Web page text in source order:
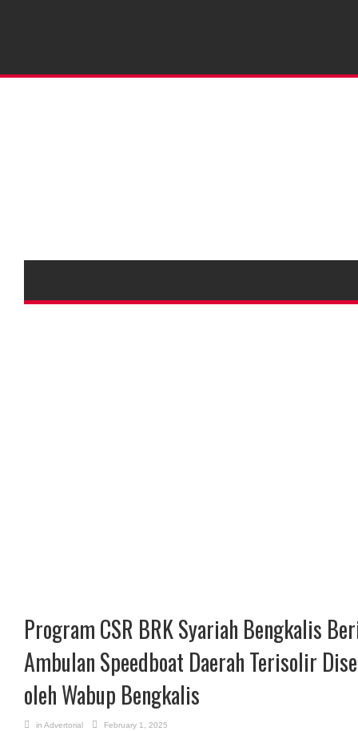
Program CSR BRK Syariah Bengkalis
Ambulan Speedboat Daerah Terisolir
oleh Wabup Bengkalis
in Advertorial February 1, 2025